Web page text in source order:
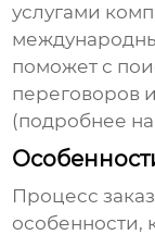
услугами
поможет с
переговоров
(подробнее на
Процесс
особенности,